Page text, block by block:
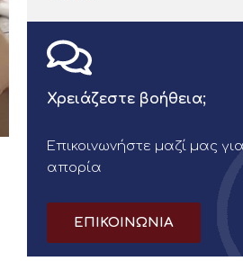
Χρειάζεστε βοήθεια;
Επικοινωνήστε μαζί μας
απορία
ΕΠΙΚΟΙΝΩΝΙΑ